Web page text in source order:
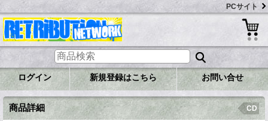
PCサイト
ログイン 新規登録はこちら お問い合せ
商品詳細 CD